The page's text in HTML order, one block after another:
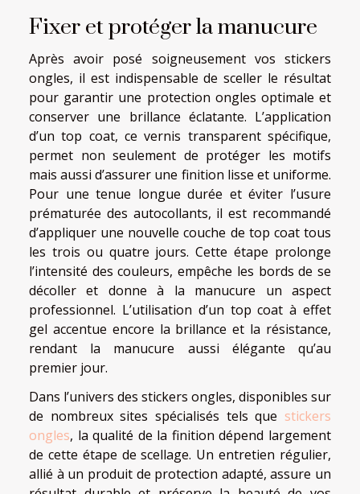
Fixer et protéger la manucure
Après avoir posé soigneusement vos stickers
ongles, il est indispensable de sceller le résultat
pour garantir une protection ongles optimale et
conserver une brillance éclatante. L’application
d’un top coat, ce vernis transparent spécifique,
permet non seulement de protéger les motifs
mais aussi d’assurer une finition lisse et uniforme.
Pour une tenue longue durée et éviter l’usure
prématurée des autocollants, il est recommandé
d’appliquer une nouvelle couche de top coat tous
les trois ou quatre jours. Cette étape prolonge
l’intensité des couleurs, empêche les bords de se
décoller et donne à la manucure un aspect
professionnel. L’utilisation d’un top coat à effet
gel accentue encore la brillance et la résistance,
rendant la manucure aussi élégante qu’au
premier jour.
Dans l’univers des stickers ongles, disponibles sur
de nombreux sites spécialisés tels que stickers
ongles, la qualité de la finition dépend largement
de cette étape de scellage. Un entretien régulier,
allié à un produit de protection adapté, assure un